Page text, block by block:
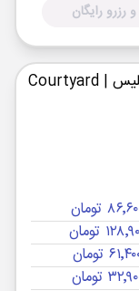
رزرو رایگان
| Courtyard
تومان
تومان
تومان
تومان